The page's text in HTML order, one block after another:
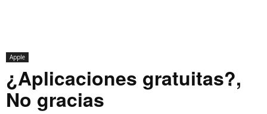
Apple
¿Aplicaciones gratuitas?,
No gracias